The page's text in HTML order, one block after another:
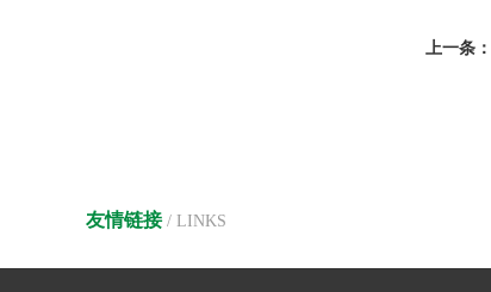
上一条：
友情链接 / LINKS